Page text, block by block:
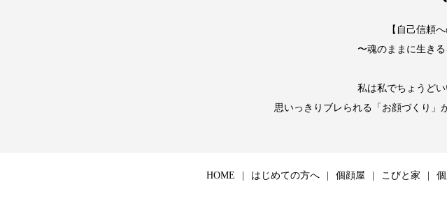
【自己信頼
〜魂のままに生き
私は私でちょうど
思いっきりブレられる「お顔づくり」
HOME はじめての方へ 個顔屋 こびと家